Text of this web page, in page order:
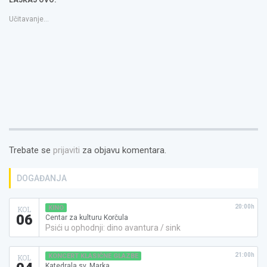
Učitavanje...
Trebate se prijaviti za objavu komentara.
DOGAĐANJA
KOL
06
KINO
Centar za kulturu Korčula
Psići u ophodnji: dino avantura / sink
20:00h
KOL KONCERT KLASIČNE GLAZBE 21:00h